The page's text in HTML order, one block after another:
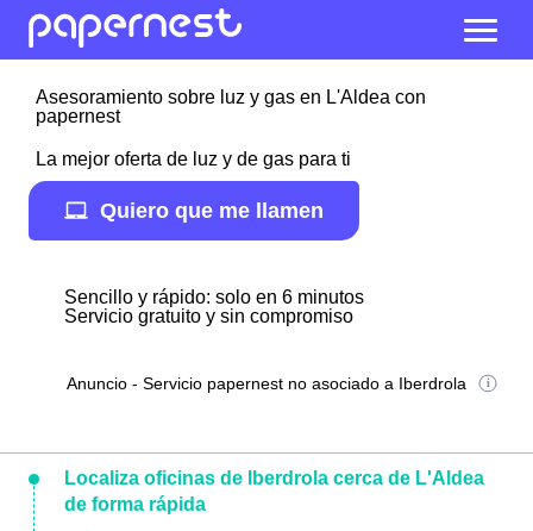
Asesoramiento sobre luz y gas en L'Aldea con
papernest
La mejor oferta de luz y de gas para ti
Quiero que me llamen
Sencillo y rápido: solo en 6 minutos
Servicio gratuito y sin compromiso
Anuncio - Servicio papernest no asociado a Iberdrola
Localiza oficinas de Iberdrola cerca de L'Aldea
de forma rápida